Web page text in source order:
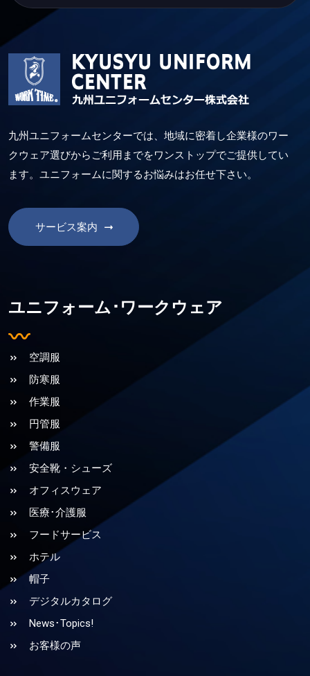
九州ユニフォームセンターでは、地域に密着し企業様のワー
クウェア選びからご利用までをワンストップでご提供してい
ます。ユニフォームに関するお悩みはお任せ下さい。
サービス案内
ユニフォーム･ワークウェア
空調服
防寒服
作業服
円管服
警備服
安全靴・シューズ
オフィスウェア
医療･介護服
フードサービス
ホテル
帽子
デジタルカタログ
News･Topics!
お客様の声